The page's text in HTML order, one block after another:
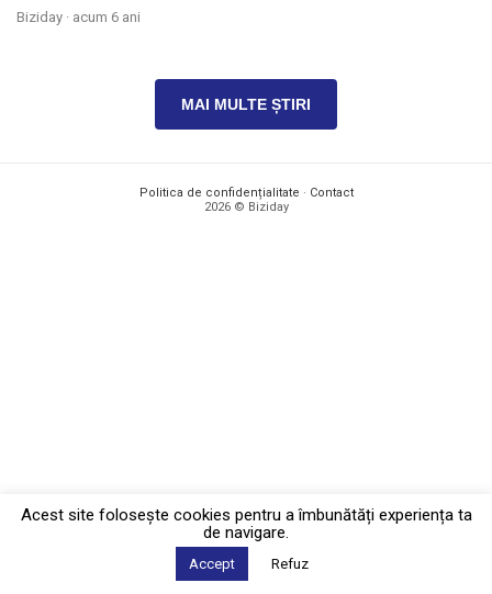
Biziday · acum 6 ani
MAI MULTE ȘTIRI
Politica de confidențialitate · Contact
2026 © Biziday
Acest site foloseşte cookies pentru a îmbunătăți experiența ta
de navigare.
Accept Refuz